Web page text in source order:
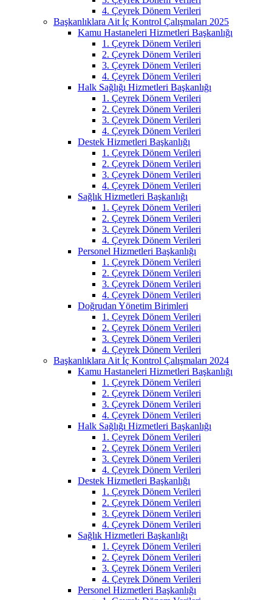
4. Çeyrek Dönem Verileri
Başkanlıklara Ait İç Kontrol Çalışmaları 2025
Kamu Hastaneleri Hizmetleri Başkanlığı
1. Çeyrek Dönem Verileri
2. Çeyrek Dönem Verileri
3. Çeyrek Dönem Verileri
4. Çeyrek Dönem Verileri
Halk Sağlığı Hizmetleri Başkanlığı
1. Çeyrek Dönem Verileri
2. Çeyrek Dönem Verileri
3. Çeyrek Dönem Verileri
4. Çeyrek Dönem Verileri
Destek Hizmetleri Başkanlığı
1. Çeyrek Dönem Verileri
2. Çeyrek Dönem Verileri
3. Çeyrek Dönem Verileri
4. Çeyrek Dönem Verileri
Sağlık Hizmetleri Başkanlığı
1. Çeyrek Dönem Verileri
2. Çeyrek Dönem Verileri
3. Çeyrek Dönem Verileri
4. Çeyrek Dönem Verileri
Personel Hizmetleri Başkanlığı
1. Çeyrek Dönem Verileri
2. Çeyrek Dönem Verileri
3. Çeyrek Dönem Verileri
4. Çeyrek Dönem Verileri
Doğrudan Yönetim Birimleri
1. Çeyrek Dönem Verileri
2. Çeyrek Dönem Verileri
3. Çeyrek Dönem Verileri
4. Çeyrek Dönem Verileri
Başkanlıklara Ait İç Kontrol Çalışmaları 2024
Kamu Hastaneleri Hizmetleri Başkanlığı
1. Çeyrek Dönem Verileri
2. Çeyrek Dönem Verileri
3. Çeyrek Dönem Verileri
4. Çeyrek Dönem Verileri
Halk Sağlığı Hizmetleri Başkanlığı
1. Çeyrek Dönem Verileri
2. Çeyrek Dönem Verileri
3. Çeyrek Dönem Verileri
4. Çeyrek Dönem Verileri
Destek Hizmetleri Başkanlığı
1. Çeyrek Dönem Verileri
2. Çeyrek Dönem Verileri
3. Çeyrek Dönem Verileri
4. Çeyrek Dönem Verileri
Sağlık Hizmetleri Başkanlığı
1. Çeyrek Dönem Verileri
2. Çeyrek Dönem Verileri
3. Çeyrek Dönem Verileri
4. Çeyrek Dönem Verileri
Personel Hizmetleri Başkanlığı